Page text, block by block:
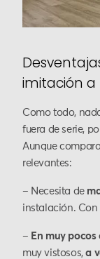
imitación
Como todo,
fuera de serie,
Aunque
relevantes:
– Necesita de
instalación. Con
– En muy pocos
muy vistosos,a